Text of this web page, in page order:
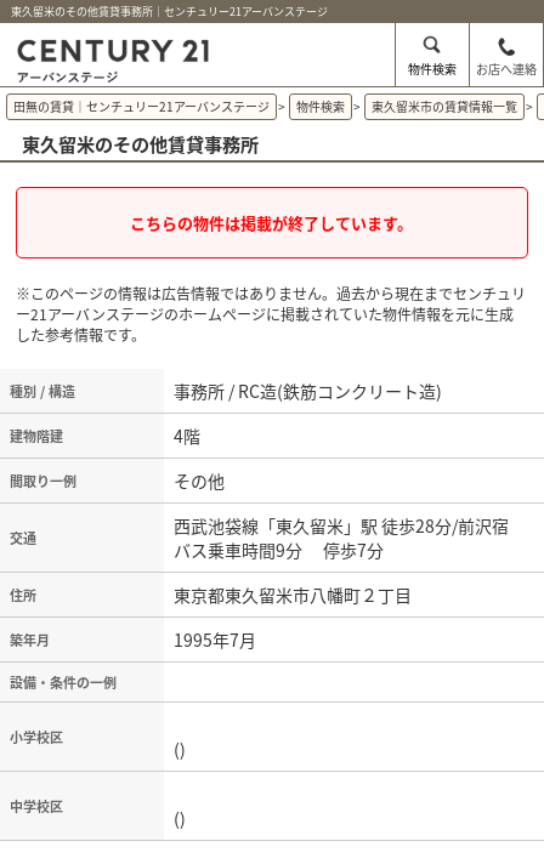
東久留米のその他賃貸事務所｜センチュリー21アーバンステージ
物件検索 お店へ連絡
田無の賃貸｜センチュリー21アーバンステージ > 物件検索 > 東久留米市の賃貸情報一覧 >
東久留米のその他賃貸事務所
こちらの物件は掲載が終了しています。
※このページの情報は広告情報ではありません。過去から現在までセンチュリ
ー21アーバンステージのホームぺージに掲載されていた物件情報を元に生成
した参考情報です。
種別 / 構造 事務所 / RC造(鉄筋コンクリート造)
建物階建 4階
間取り一例 その他
交通
西武池袋線「東久留米」駅 徒歩28分/前沢宿
バス乗車時間9分 停歩7分
住所 東京都東久留米市八幡町２丁目
築年月 1995年7月
設備・条件の一例
小学校区 ()
中学校区 ()